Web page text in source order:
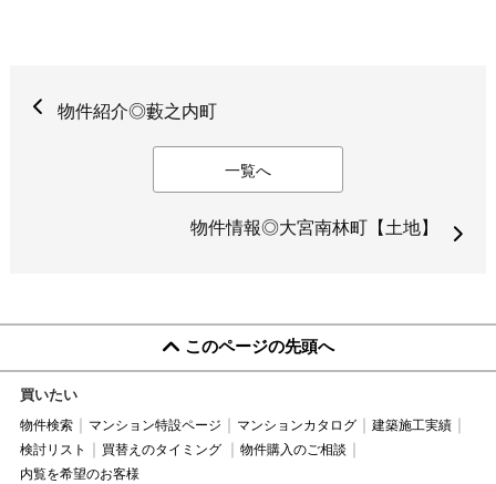
物件紹介◎藪之内町
一覧へ
物件情報◎大宮南林町【土地】
このページの先頭へ
買いたい
物件検索 マンション特設ページ マンションカタログ
建築施工実績
検討リスト
買替えのタイミング
物件購入のご相談
内覧を希望のお客様